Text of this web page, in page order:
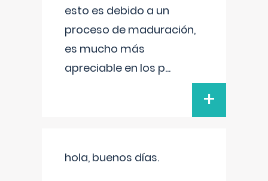
esto es debido a un
proceso de maduración,
es mucho más
apreciable en los p...
+
hola, buenos días.